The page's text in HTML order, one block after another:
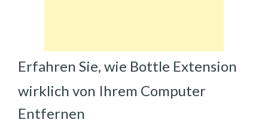
Erfahren Sie, wie Bottle Extension
wirklich von Ihrem Computer
Entfernen